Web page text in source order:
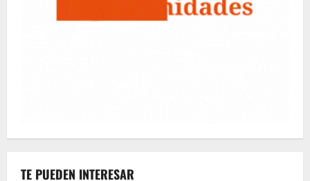
TE PUEDEN INTERESAR